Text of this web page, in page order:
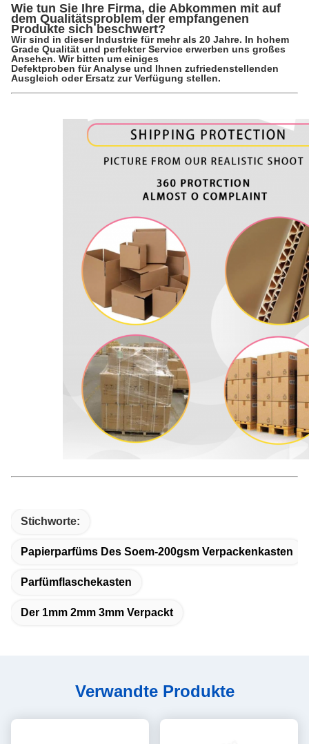
Wie tun Sie Ihre Firma, die Abkommen mit auf
dem Qualitätsproblem der empfangenen
Produkte sich beschwert?
Wir sind in dieser Industrie für mehr als 20 Jahre. In hohem
Grade Qualität und perfekter Service erwerben uns großes
Ansehen. Wir bitten um einiges
Defektproben für Analyse und Ihnen zufriedenstellenden
Ausgleich oder Ersatz zur Verfügung stellen.
Stichworte:
Papierparfüms Des Soem-200gsm Verpackenkasten
Parfümflaschekasten
Der 1mm 2mm 3mm Verpackt
Verwandte Produkte